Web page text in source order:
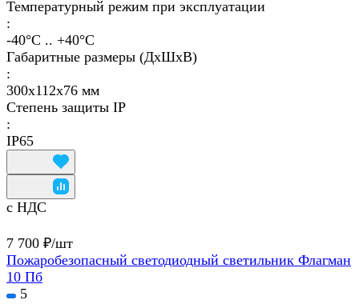
Температурный режим при эксплуатации
:
-40°С .. +40°C
Габаритные размеры (ДхШхВ)
:
300х112х76 мм
Степень защиты IP
:
IP65
с НДС
7 700 ₽/шт
Пожаробезопасный светодиодный светильник Флагман
10 Пб
5